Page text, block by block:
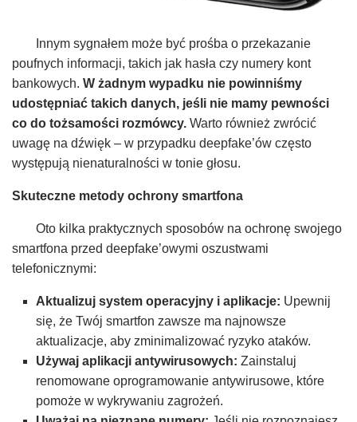
Innym sygnałem może być prośba o przekazanie
poufnych informacji, takich jak hasła czy numery kont
bankowych. W żadnym wypadku nie powinniśmy
udostępniać takich danych, jeśli nie mamy pewności
co do tożsamości rozmówcy. Warto również zwrócić
uwagę na dźwięk – w przypadku deepfake’ów często
występują nienaturalności w tonie głosu.
Skuteczne metody ochrony smartfona
Oto kilka praktycznych sposobów na ochronę swojego
smartfona przed deepfake’owymi oszustwami
telefonicznymi:
Aktualizuj system operacyjny i aplikacje: Upewnij
się, że Twój smartfon zawsze ma najnowsze
aktualizacje, aby zminimalizować ryzyko ataków.
Używaj aplikacji antywirusowych: Zainstaluj
renomowane oprogramowanie antywirusowe, które
pomoże w wykrywaniu zagrożeń.